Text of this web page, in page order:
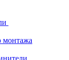
монтажа